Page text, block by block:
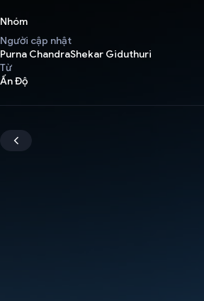
Nhóm
Người cập nhật
Purna ChandraShekar Giduthuri
Từ
Ấn Độ